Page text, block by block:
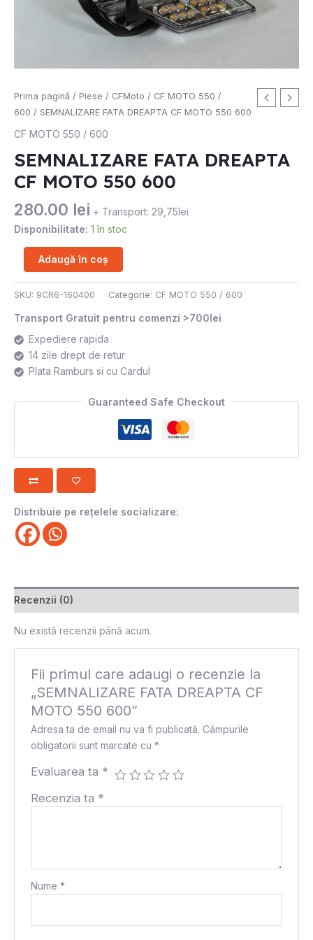
Prima pagină / Piese / CFMoto / CF MOTO 550 /
600 / SEMNALIZARE FATA DREAPTA CF MOTO 550 600
CF MOTO 550 / 600
SEMNALIZARE FATA DREAPTA
CF MOTO 550 600
280.00 lei + Transport: 29,75lei
Disponibilitate: 1 în stoc
Cantitate
SEMNALIZARE
FATA
CF
MOTO
550
600
Adaugă în coș
SKU: 9CR6-160400 Categorie: CF MOTO 550 / 600
Transport Gratuit pentru comenzi >700lei
Expediere rapida
14 zile drept de retur
Plata Ramburs si cu Cardul
Guaranteed Safe Checkout
Distribuie pe rețelele socializare:
Recenzii (0)
Nu există recenzii până acum.
Fii primul care adaugi o recenzie la
„SEMNALIZARE FATA DREAPTA CF
MOTO 550 600”
Adresa ta de email nu va fi publicată. Câmpurile
obligatorii sunt marcate cu*
Evaluarea ta *
Recenzia ta *
Nume*